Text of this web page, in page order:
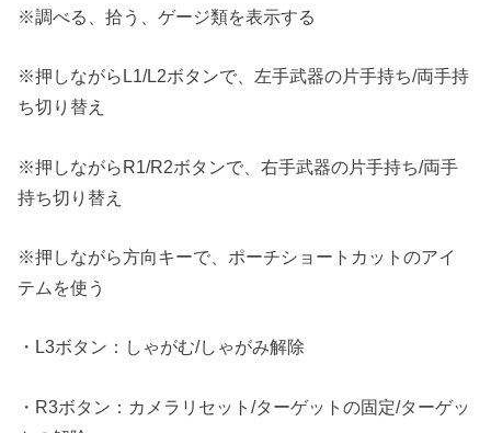
※調べる、拾う、ゲージ類を表示する
※押しながらL1/L2ボタンで、左手武器の片手持ち/両手持
ち切り替え
※押しながらR1/R2ボタンで、右手武器の片手持ち/両手
持ち切り替え
※押しながら方向キーで、ポーチショートカットのアイ
テムを使う
・L3ボタン：しゃがむ/しゃがみ解除
・R3ボタン：カメラリセット/ターゲットの固定/ターゲッ